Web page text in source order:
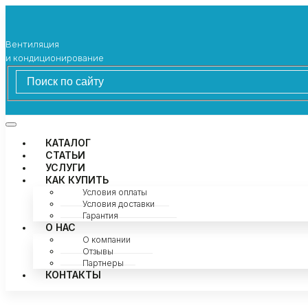
Вентиляция
и кондиционирование
КАТАЛОГ
СТАТЬИ
УСЛУГИ
КАК КУПИТЬ
Условия оплаты
Условия доставки
Гарантия
О НАС
О компании
Отзывы
Партнеры
КОНТАКТЫ